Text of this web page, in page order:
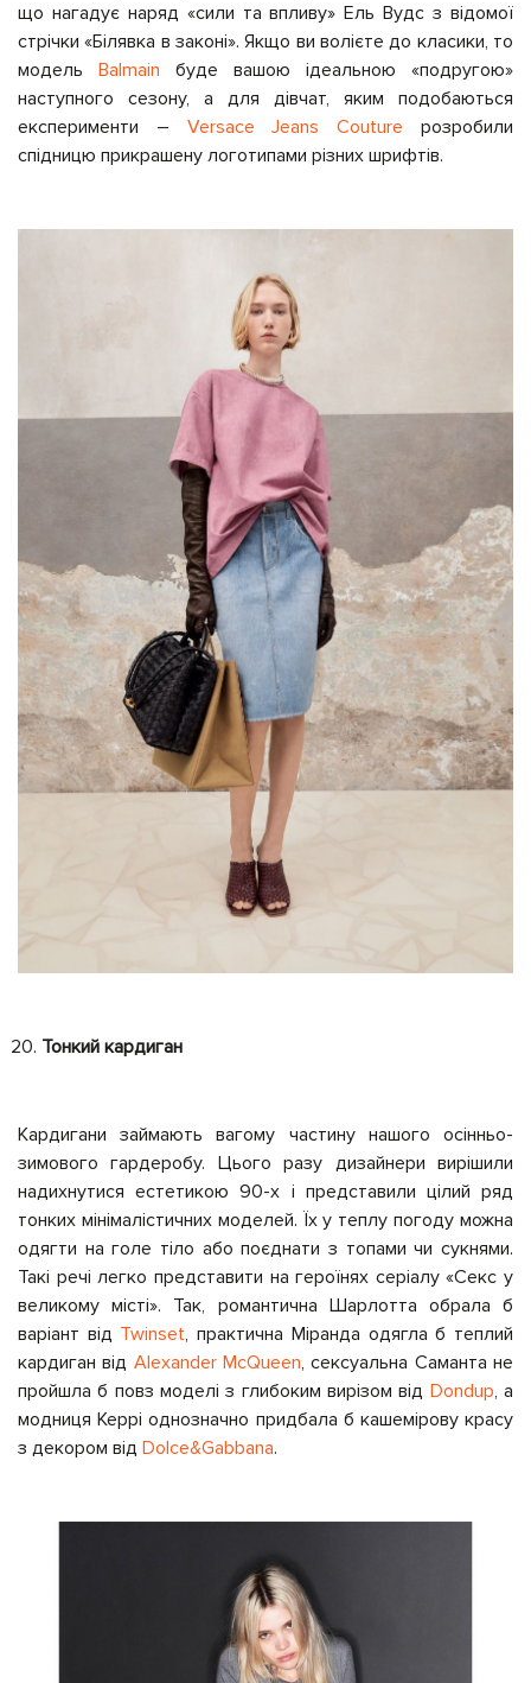
що нагадує наряд «сили та впливу» Ель Вудс з відомої
стрічки «Білявка в законі». Якщо ви волієте до класики, то
модель Balmain буде вашою ідеальною «подругою»
наступного сезону, а для дівчат, яким подобаються
експерименти – Versace Jeans Couture розробили
спідницю прикрашену логотипами різних шрифтів.
Тонкий кардиган
Кардигани займають вагому частину нашого осінньо-
зимового гардеробу. Цього разу дизайнери вирішили
надихнутися естетикою 90-х і представили цілий ряд
тонких мінімалістичних моделей. Їх у теплу погоду можна
одягти на голе тіло або поєднати з топами чи сукнями.
Такі речі легко представити на героїнях серіалу «Секс у
великому місті». Так, романтична Шарлотта обрала б
варіант від Twinset, практична Міранда одягла б теплий
кардиган від Alexander McQueen, сексуальна Саманта не
пройшла б повз моделі з глибоким вирізом від Dondup, а
модниця Керрі однозначно придбала б кашемірову красу
з декором від Dolce&Gabbana.